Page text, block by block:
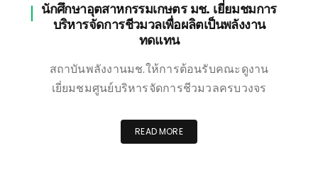
นักศึกษาอุตสาหกรรมเกษตร มช. เยี่ยมชมการ
บริหารจัดการชีวมวลเพื่อผลิตเป็นพลังงาน
ทดแทน
สถาบันพลังงานมช.ให้การต้อนรับคณะดูงาน
เยี่ยมชมศูนย์บริหารจัดการชีวมวลครบวงจร
READ MORE